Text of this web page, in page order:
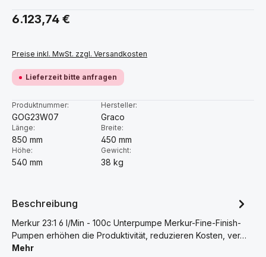
Regulärer Preis:
6.123,74 €
Preise inkl. MwSt. zzgl. Versandkosten
Lieferzeit bitte anfragen
Produktnummer:
GOG23W07
Hersteller:
Graco
Länge:
850 mm
Breite:
450 mm
Höhe:
540 mm
Gewicht:
38 kg
Beschreibung
Merkur 23:1 6 l/Min - 100c Unterpumpe Merkur-Fine-Finish-
Pumpen erhöhen die Produktivität, reduzieren Kosten, ver…
Mehr